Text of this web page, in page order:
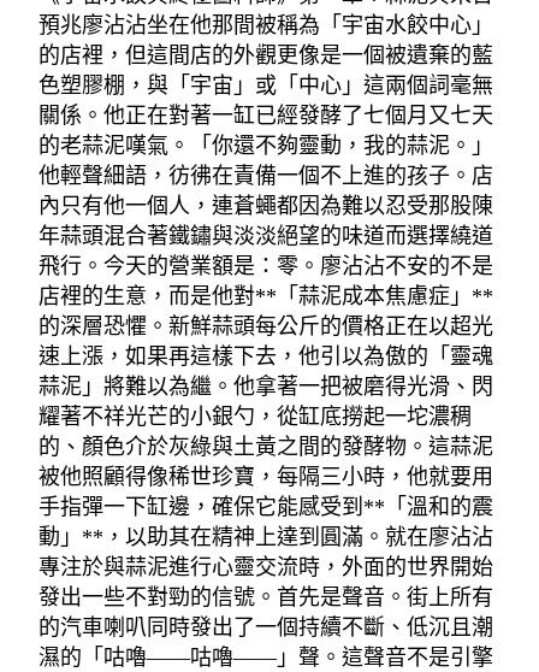
預兆廖沾沾坐在他那間被稱為「宇宙水餃中心」
的店裡，但這間店的外觀更像是一個被遺棄的藍
色塑膠棚，與「宇宙」或「中心」這兩個詞毫無
關係。他正在對著一缸已經發酵了七個月又七天
的老蒜泥嘆氣。「你還不夠靈動，我的蒜泥。」
他輕聲細語，彷彿在責備一個不上進的孩子。店
內只有他一個人，連蒼蠅都因為難以忍受那股陳
年蒜頭混合著鐵鏽與淡淡絕望的味道而選擇繞道
飛行。今天的營業額是：零。廖沾沾不安的不是
店裡的生意，而是他對**「蒜泥成本焦慮症」**
的深層恐懼。新鮮蒜頭每公斤的價格正在以超光
速上漲，如果再這樣下去，他引以為傲的「靈魂
蒜泥」將難以為繼。他拿著一把被磨得光滑、閃
耀著不祥光芒的小銀勺，從缸底撈起一坨濃稠
的、顏色介於灰綠與土黃之間的發酵物。這蒜泥
被他照顧得像稀世珍寶，每隔三小時，他就要用
手指彈一下缸邊，確保它能感受到**「溫和的震
動」**，以助其在精神上達到圓滿。就在廖沾沾
專注於與蒜泥進行心靈交流時，外面的世界開始
發出一些不對勁的信號。首先是聲音。街上所有
的汽車喇叭同時發出了一個持續不斷、低沉且潮
濕的「咕嚕——咕嚕——」聲。這聲音不是引擎